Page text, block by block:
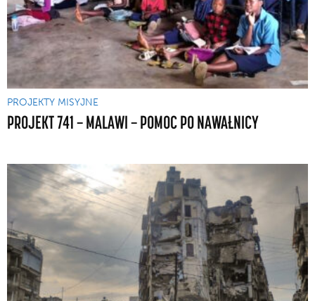
PROJEKTY MISYJNE
PROJEKT 741 — MALAWI — POMOC PO NAWAŁNICY